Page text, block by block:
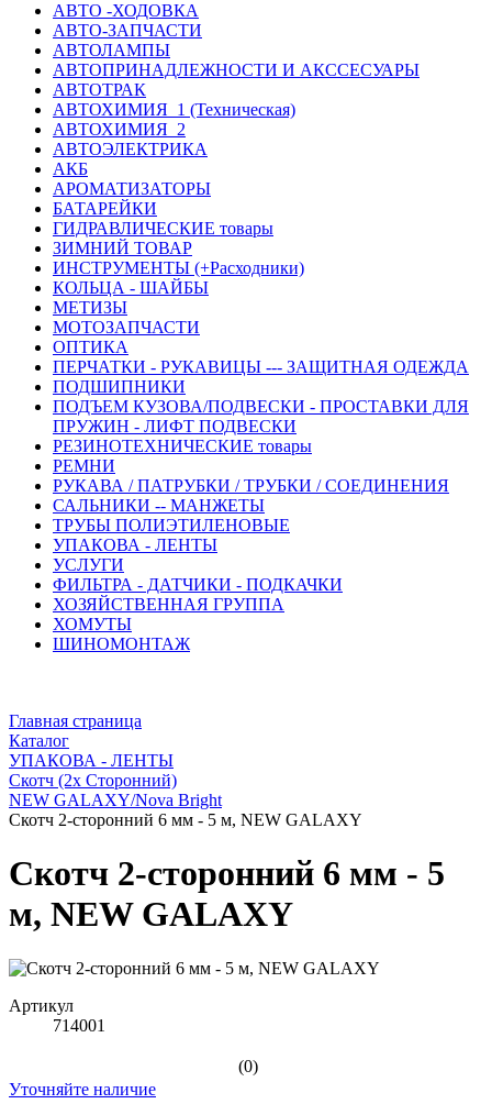
АВТО -ХОДОВКА
АВТО-ЗАПЧАСТИ
АВТОЛАМПЫ
АВТОПРИНАДЛЕЖНОСТИ И АКССЕСУАРЫ
АВТОТРАК
АВТОХИМИЯ_1 (Техническая)
АВТОХИМИЯ_2
АВТОЭЛЕКТРИКА
АКБ
АРОМАТИЗАТОРЫ
БАТАРЕЙКИ
ГИДРАВЛИЧЕСКИЕ товары
ЗИМНИЙ ТОВАР
ИНСТРУМЕНТЫ (+Расходники)
КОЛЬЦА - ШАЙБЫ
МЕТИЗЫ
МОТОЗАПЧАСТИ
ОПТИКА
ПЕРЧАТКИ - РУКАВИЦЫ --- ЗАЩИТНАЯ ОДЕЖДА
ПОДШИПНИКИ
ПОДЪЕМ КУЗОВА/ПОДВЕСКИ - ПРОСТАВКИ ДЛЯ
ПРУЖИН - ЛИФТ ПОДВЕСКИ
РЕЗИНОТЕХНИЧЕСКИЕ товары
РЕМНИ
РУКАВА / ПАТРУБКИ / ТРУБКИ / СОЕДИНЕНИЯ
САЛЬНИКИ -- МАНЖЕТЫ
ТРУБЫ ПОЛИЭТИЛЕНОВЫЕ
УПАКОВА - ЛЕНТЫ
УСЛУГИ
ФИЛЬТРА - ДАТЧИКИ - ПОДКАЧКИ
ХОЗЯЙСТВЕННАЯ ГРУППА
ХОМУТЫ
ШИНОМОНТАЖ
Главная страница
Каталог
УПАКОВА - ЛЕНТЫ
Скотч (2х Сторонний)
NEW GALAXY/Nova Bright
Скотч 2-сторонний 6 мм - 5 м, NEW GALAXY
Скотч 2-сторонний 6 мм - 5
м, NEW GALAXY
Артикул
714001
(0)
Уточняйте наличие